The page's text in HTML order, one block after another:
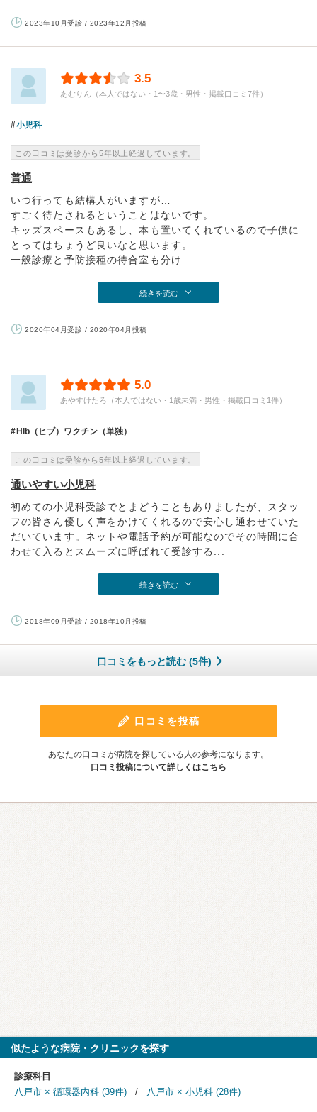
2023年10月受診 / 2023年12月投稿
3.5
あむりん（本人ではない・1〜3歳・男性・掲載口コミ7件）
小児科
この口コミは受診から5年以上経過しています。
普通
いつ行っても結構人がいますが…
すごく待たされるということはないです。
キッズスペースもあるし、本も置いてくれているので子供に
とってはちょうど良いなと思います。
一般診療と予防接種の待合室も分け...
続きを読む
2020年04月受診 / 2020年04月投稿
5.0
あやすけたろ（本人ではない・1歳未満・男性・掲載口コミ1件）
Hib（ヒブ）ワクチン（単独）
この口コミは受診から5年以上経過しています。
通いやすい小児科
初めての小児科受診でとまどうこともありましたが、スタッ
フの皆さん優しく声をかけてくれるので安心し通わせていた
だいています。ネットや電話予約が可能なのでその時間に合
わせて入るとスムーズに呼ばれて受診する...
続きを読む
2018年09月受診 / 2018年10月投稿
口コミをもっと読む (5件)
口コミを投稿
あなたの口コミが病院を探している人の参考になります。
口コミ投稿について詳しくはこちら
似たような病院・クリニックを探す
診療科目
八戸市 × 循環器内科 (39件)
八戸市 × 小児科 (28件)